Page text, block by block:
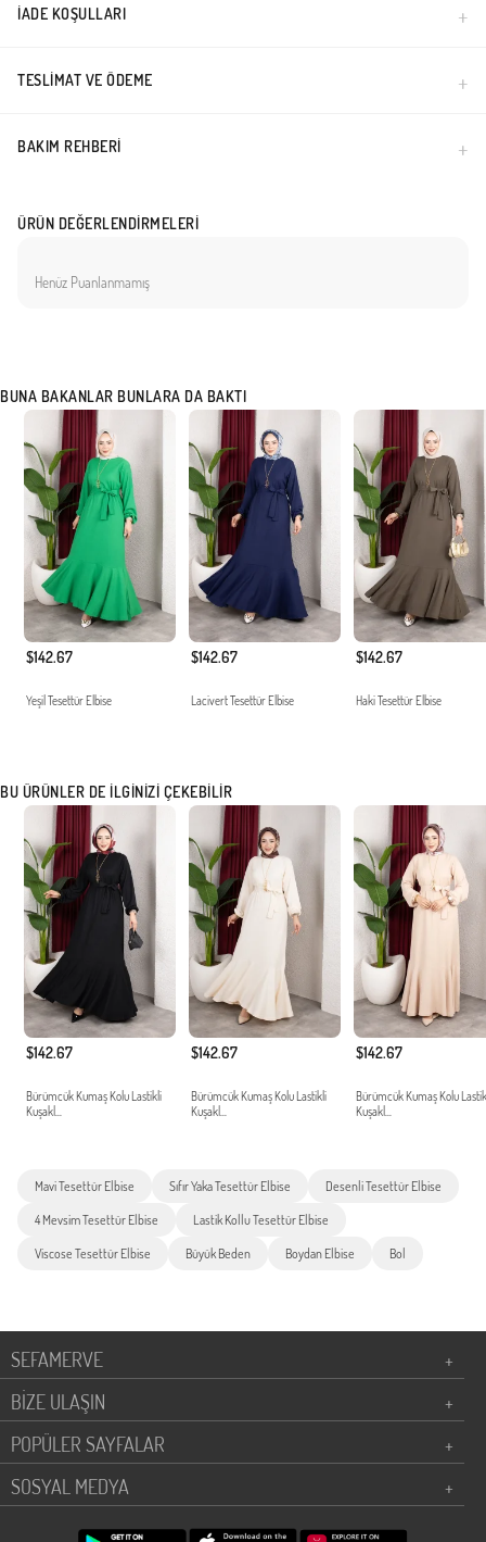
İADE KOŞULLARI
TESLIMAT VE ÖDEME
BAKIM REHBERI
ÜRÜN DEĞERLENDIRMELERI
Henüz Puanlanmamış
BUNA BAKANLAR BUNLARA DA BAKTI
$142.67
Yeşil Tesettür Elbise
$142.67
Lacivert Tesettür Elbise
$142.67
Haki Tesettür Elbise
BU ÜRÜNLER DE İLGINIZI ÇEKEBILIR
$142.67
Bürümcük Kumaş Kolu Lastikli
Kuşakl...
$142.67
Bürümcük Kumaş Kolu Lastikli
Kuşakl...
$142.67
Bürümcük Kumaş Kolu
Kuşakl...
Mavi Tesettür Elbise Sıfır Yaka Tesettür Elbise Desenli Tesettür Elbise
4 Mevsim Tesettür Elbise Lastik Kollu Tesettür Elbise
Viscose Tesettür Elbise Büyük Beden Boydan Elbise Bol
SEFAMERVE
+
BİZE ULAŞIN
+
POPÜLER SAYFALAR
+
SOSYAL MEDYA
+